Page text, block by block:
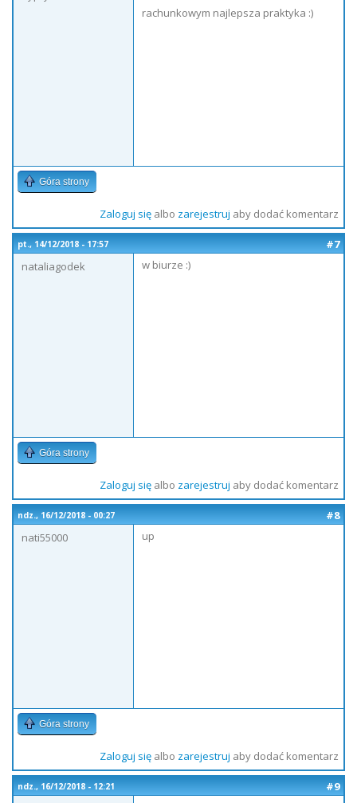
rachunkowym najlepsza praktyka :)
Góra strony
Zaloguj sięalbo zarejestruj aby dodać komentarz
pt., 14/12/2018 - 17:57
#7
nataliagodek
w biurze :)
Góra strony
Zaloguj sięalbo zarejestruj aby dodać komentarz
ndz., 16/12/2018 - 00:27
#8
nati55000
up
Góra strony
Zaloguj sięalbo zarejestruj aby dodać komentarz
ndz., 16/12/2018 - 12:21
#9